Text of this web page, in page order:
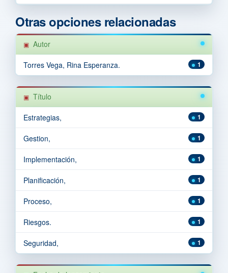
Otras opciones relacionadas
Autor
1
Torres Vega, Rina Esperanza.
Título
1
Estrategias,
1
Gestion,
1
Implementación,
1
Planificación,
1
Proceso,
1
Riesgos.
1
Seguridad,